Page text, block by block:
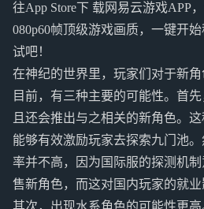
往App Store下 载网易云游戏APP
080p60帧顶级游戏画质，一键开
试吧！
在神纪的世界里，玩家们对于新角
目前，有三种主要的可能性。首
且还会推出与之相关的新角色。
能够有效激励玩家去探索九门池
率并不高，因为国际服的探测机
售新角色，而这对国内玩家的就业
其次，出现水系角色的可能性更